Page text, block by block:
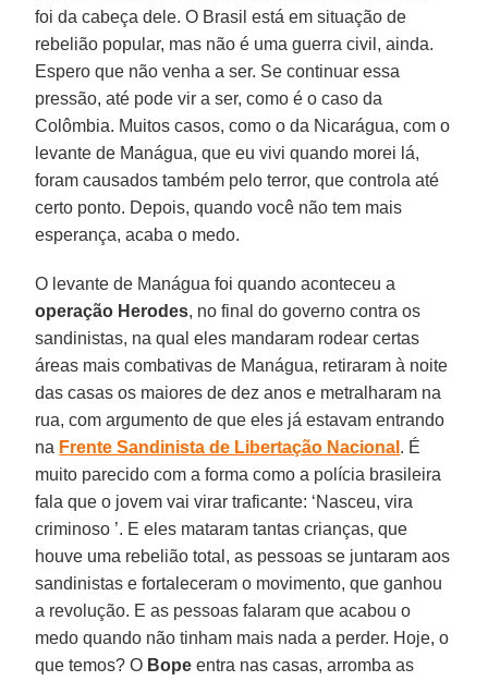
foi da cabeça dele. O Brasil está em situação de
rebelião popular, mas não é uma guerra civil, ainda.
Espero que não venha a ser. Se continuar essa
pressão, até pode vir a ser, como é o caso da
Colômbia. Muitos casos, como o da Nicarágua, com o
levante de Manágua, que eu vivi quando morei lá,
foram causados também pelo terror, que controla até
certo ponto. Depois, quando você não tem mais
esperança, acaba o medo.
O levante de Manágua foi quando aconteceu a
operação Herodes, no final do governo contra os
sandinistas, na qual eles mandaram rodear certas
áreas mais combativas de Manágua, retiraram à noite
das casas os maiores de dez anos e metralharam na
rua, com argumento de que eles já estavam entrando
na Frente Sandinista de Libertação Nacional . É
muito parecido com a forma como a polícia brasileira
fala que o jovem vai virar traficante: ‘Nasceu, vira
criminoso ’. E eles mataram tantas crianças, que
houve uma rebelião total, as pessoas se juntaram aos
sandinistas e fortaleceram o movimento, que ganhou
a revolução. E as pessoas falaram que acabou o
medo quando não tinham mais nada a perder. Hoje, o
que temos? O Bope entra nas casas, arromba as